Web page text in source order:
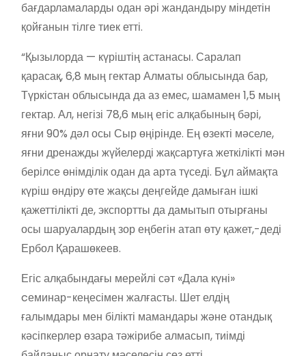
бағдарламаларды одан әрі жандандыру міндетін
қойғанын тілге тиек етті.
“Қызылорда — күріштің астанасы. Саралап
қарасақ, 6,8 мың гектар Алматы облысында бар,
Түркістан облысында да аз емес, шамамен 1,5 мың
гектар. Ал, негізі 78,6 мың егіс алқабының бәрі,
яғни 90% дәл осы Сыр өңірінде. Ең өзекті мәселе,
яғни дренажды жүйелерді жақсартуға жеткілікті мән
берілсе өнімділік одан да арта түседі. Бұл аймақта
күріш өндіру өте жақсы деңгейде дамыған ішкі
қажеттілікті де, экспортты да дамытып отырғаны
осы шаруалардың зор еңбегін атап өту қажет,-деді
Ербол Қарашөкеев.
Егіс алқабындағы мерейлі сәт «Дала күні»
cеминар-кеңесімен жалғасты. Шет елдің
ғалымдары мен білікті мамандары және отандық
кәсіпкерлер өзара тәжірибе алмасып, тиімді